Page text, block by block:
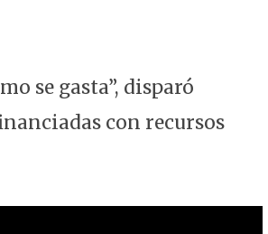
se gasta”, disparó
con recursos